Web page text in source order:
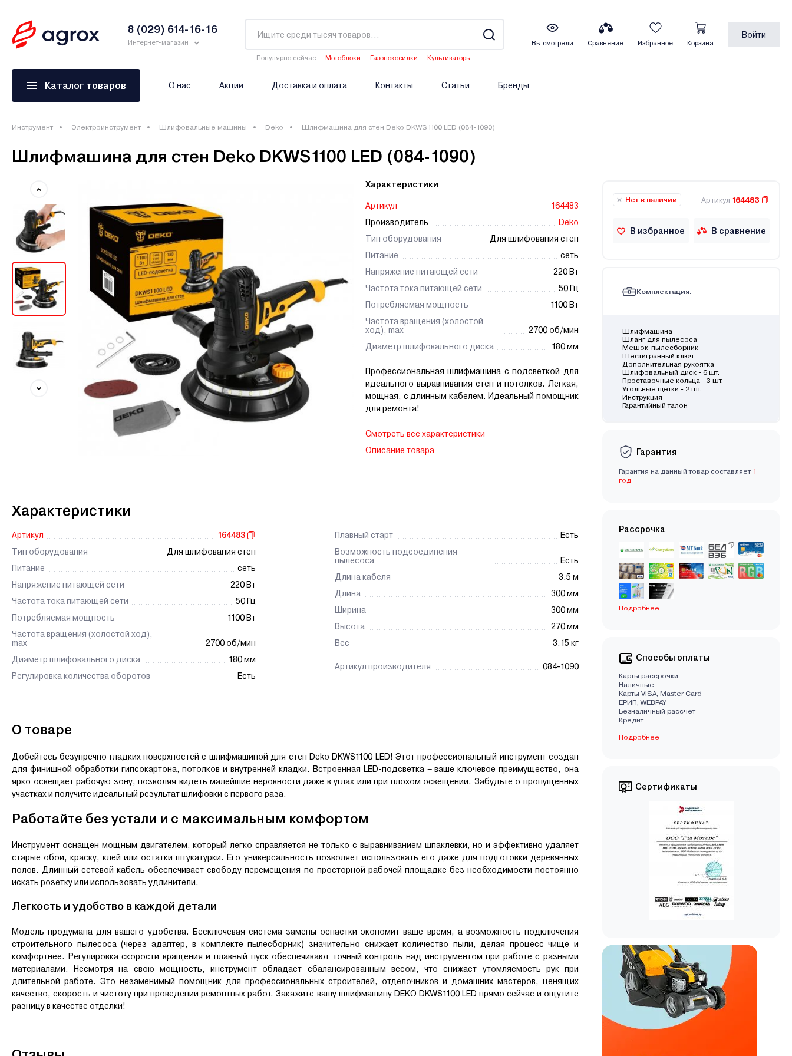
8 (029) 614-16-16
Интернет-магазин
Популярно сейчас Мотоблоки Газонокосилки
Культиваторы
Вы смотрели Сравнение Избранное Корзина
Войти
Каталог товаров О нас Акции Доставка и оплата Контакты Статьи Бренды
Инструмент Электроинструмент Шлифовальные машины Deko Шлифмашина для стен Deko DKWS1100 LED (084-1090)
Шлифмашина для стен Deko DKWS1100 LED (084-1090)
Характеристики
Артикул
164483
Производитель
Deko
Тип оборудования
Для шлифования стен
Питание
сеть
Напряжение питающей сети
220 Вт
Частота тока питающей сети
50 Гц
Потребляемая мощность
1100 Вт
Частота вращения (холостой
ход), max
2700 об/мин
Диаметр шлифовального диска
180 мм
Профессиональная шлифмашина с подсветкой для
идеального выравнивания стен и потолков. Легкая,
мощная, с длинным кабелем. Идеальный помощник
для ремонта!
Смотреть все характеристики
Описание товара
Характеристики
Артикул
164483
Тип оборудования
Для шлифования стен
Питание
сеть
Напряжение питающей сети
220 Вт
Частота тока питающей сети
50 Гц
Потребляемая мощность
1100 Вт
Частота вращения (холостой ход),
max
2700 об/мин
Диаметр шлифовального диска
180 мм
Регулировка количества оборотов
Есть
Плавный старт
Есть
Возможность подсоединения
пылесоса
Есть
Длина кабеля
3.5 м
Длина
300 мм
Ширина
300 мм
Высота
270 мм
Вес
3.15 кг
Артикул производителя 084-1090
О товаре
Добейтесь безупречно гладких поверхностей с шлифмашиной для стен Deko DKWS1100 LED! Этот профессиональный инструмент создан
для финишной обработки гипсокартона, потолков и внутренней кладки. Встроенная LED-подсветка – ваше ключевое преимущество, она
ярко освещает рабочую зону, позволяя видеть малейшие неровности даже в углах или при плохом освещении. Забудьте о пропущенных
участках и получите идеальный результат шлифовки с первого раза.
Работайте без устали и с максимальным комфортом
Инструмент оснащен мощным двигателем, который легко справляется не только с выравниванием шпаклевки, но и эффективно удаляет
старые обои, краску, клей или остатки штукатурки. Его универсальность позволяет использовать его даже для подготовки деревянных
полов. Длинный сетевой кабель обеспечивает свободу перемещения по просторной рабочей площадке без необходимости постоянно
искать розетку или использовать удлинители.
Легкость и удобство в каждой детали
Модель продумана для вашего удобства. Бесключевая система замены оснастки экономит ваше время, а возможность подключения
строительного пылесоса (через адаптер, в комплекте пылесборник) значительно снижает количество пыли, делая процесс чище и
комфортнее. Регулировка скорости вращения и плавный пуск обеспечивают точный контроль над инструментом при работе с разными
материалами. Несмотря на свою мощность, инструмент обладает сбалансированным весом, что снижает утомляемость рук при
длительной работе. Это незаменимый помощник для профессиональных строителей, отделочников и домашних мастеров, ценящих
качество, скорость и чистоту при проведении ремонтных работ. Закажите вашу шлифмашину DEKO DKWS1100 LED прямо сейчас и ощутите
разницу в качестве отделки!
Нет в наличии Артикул 164483
В избранное В сравнение
Комплектация:
Шлифмашина
Шланг для пылесоса
Мешок-пылесборник
Шестигранный ключ
Дополнительная рукоятка
Шлифовальный диск - 6 шт.
Проставочные кольца - 3 шт.
Угольные щетки - 2 шт.
Инструкция
Гарантийный талон
Гарантия
Гарантия на данный товар составляет 1
год
Рассрочка
Подробнее
Способы оплаты
Карты рассрочки
Наличные
Карты VISA, Master Card
EРИП, WEBPAY
Безналичный рассчет
Кредит
Подробнее
Сертификаты